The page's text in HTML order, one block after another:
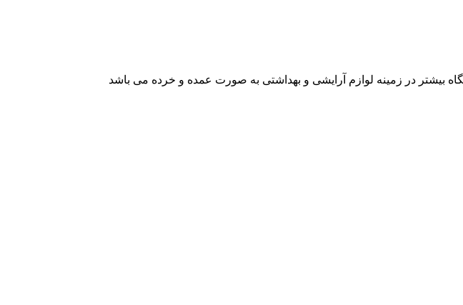
بیشتر در زمینه لوازم آرایشی و بهداشتی به صورت عمده و خرده می باشد